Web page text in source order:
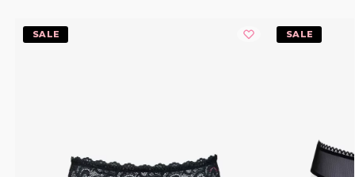
-20% -20%